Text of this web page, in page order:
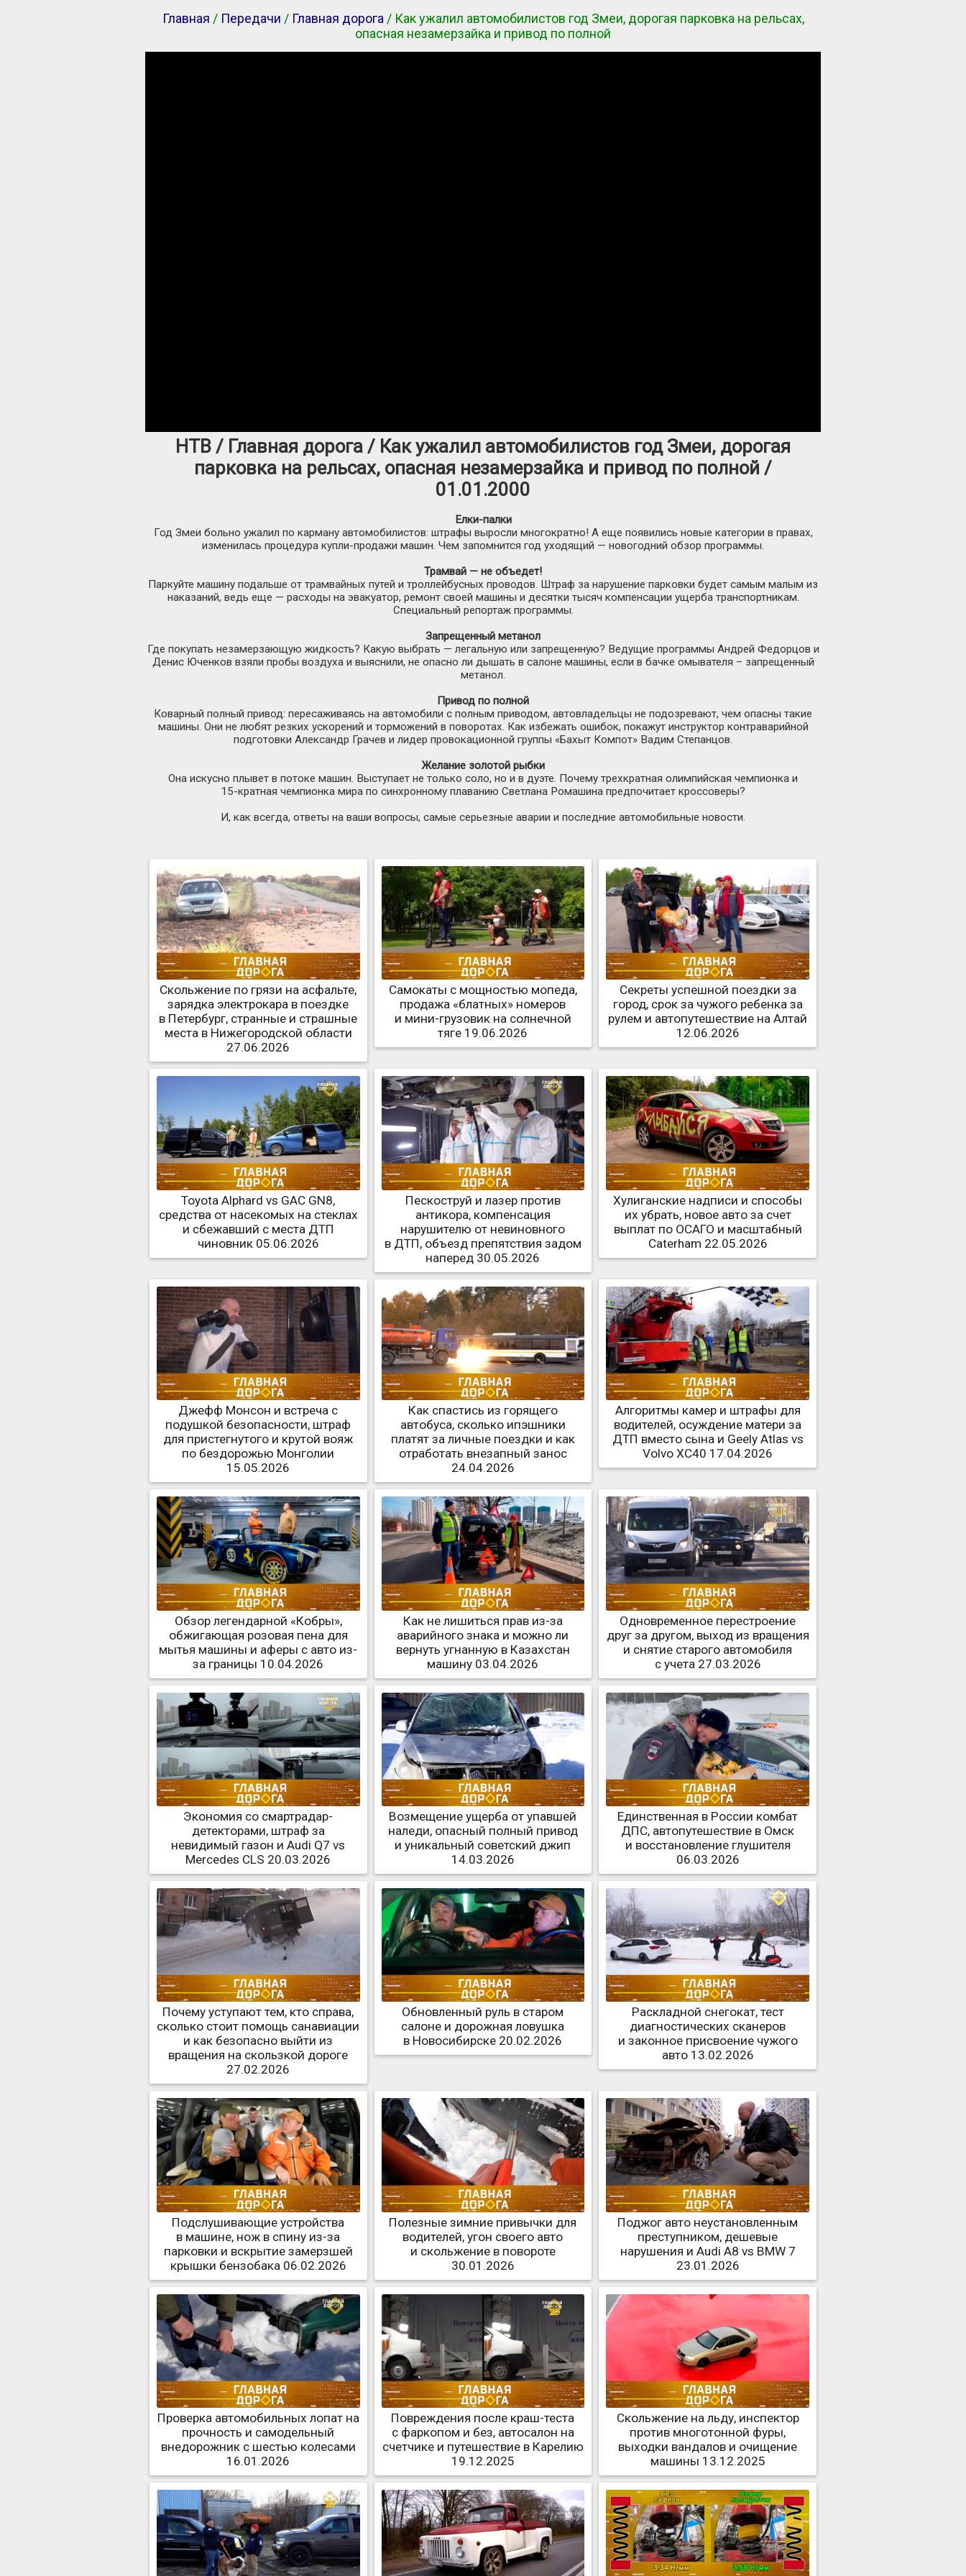
Главная / Передачи / Главная дорога / Как ужалил автомобилистов год Змеи, дорогая парковка на рельсах,
опасная незамерзайка и привод по полной
НТВ / Главная дорога / Как ужалил автомобилистов год Змеи, дорогая
парковка на рельсах, опасная незамерзайка и привод по полной /
01.01.2000
Елки-палки
Год Змеи больно ужалил по карману автомобилистов: штрафы выросли многократно! А еще появились новые категории в правах,
изменилась процедура купли-продажи машин. Чем запомнится год уходящий — новогодний обзор программы.
Трамвай — не объедет!
Паркуйте машину подальше от трамвайных путей и троллейбусных проводов. Штраф за нарушение парковки будет самым малым из
наказаний, ведь еще — расходы на эвакуатор, ремонт своей машины и десятки тысяч компенсации ущерба транспортникам.
Специальный репортаж программы.
Запрещенный метанол
Где покупать незамерзающую жидкость? Какую выбрать — легальную или запрещенную? Ведущие программы Андрей Федорцов и
Денис Юченков взяли пробы воздуха и выяснили, не опасно ли дышать в салоне машины, если в бачке омывателя – запрещенный
метанол.
Привод по полной
Коварный полный привод: пересаживаясь на автомобили с полным приводом, автовладельцы не подозревают, чем опасны такие
машины. Они не любят резких ускорений и торможений в поворотах. Как избежать ошибок, покажут инструктор контраварийной
подготовки Александр Грачев и лидер провокационной группы «Бахыт Компот» Вадим Степанцов.
Желание золотой рыбки
Она искусно плывет в потоке машин. Выступает не только соло, но и в дуэте. Почему трехкратная олимпийская чемпионка и
15-кратная чемпионка мира по синхронному плаванию Светлана Ромашина предпочитает кроссоверы?
И, как всегда, ответы на ваши вопросы, самые серьезные аварии и последние автомобильные новости.
Скольжение по грязи на асфальте,
зарядка электрокара в поездке
в Петербург, странные и страшные
места в Нижегородской области
27.06.2026
Самокаты с мощностью мопеда,
продажа «блатных» номеров
и мини-грузовик на солнечной
тяге 19.06.2026
Секреты успешной поездки за
город, срок за чужого ребенка за
рулем и автопутешествие на Алтай
12.06.2026
Toyota Alphard vs GAC GN8,
средства от насекомых на стеклах
и сбежавший с места ДТП
чиновник 05.06.2026
Пескоструй и лазер против
антикора, компенсация
нарушителю от невиновного
в ДТП, объезд препятствия задом
наперед 30.05.2026
Хулиганские надписи и способы
их убрать, новое авто за счет
выплат по ОСАГО и масштабный
Caterham 22.05.2026
Джефф Монсон и встреча с
подушкой безопасности, штраф
для пристегнутого и крутой вояж
по бездорожью Монголии
15.05.2026
Как спастись из горящего
автобуса, сколько ипэшники
платят за личные поездки и как
отработать внезапный занос
24.04.2026
Алгоритмы камер и штрафы для
водителей, осуждение матери за
ДТП вместо сына и Geely Atlas vs
Volvo XC40 17.04.2026
Обзор легендарной «Кобры»,
обжигающая розовая пена для
мытья машины и аферы с авто из-
за границы 10.04.2026
Как не лишиться прав из-за
аварийного знака и можно ли
вернуть угнанную в Казахстан
машину 03.04.2026
Одновременное перестроение
друг за другом, выход из вращения
и снятие старого автомобиля
с учета 27.03.2026
Экономия со смартрадар-
детекторами, штраф за
невидимый газон и Audi Q7 vs
Mercedes CLS 20.03.2026
Возмещение ущерба от упавшей
наледи, опасный полный привод
и уникальный советский джип
14.03.2026
Единственная в России комбат
ДПС, автопутешествие в Омск
и восстановление глушителя
06.03.2026
Почему уступают тем, кто справа,
сколько стоит помощь санавиации
и как безопасно выйти из
вращения на скользкой дороге
27.02.2026
Обновленный руль в старом
салоне и дорожная ловушка
в Новосибирске 20.02.2026
Раскладной снегокат, тест
диагностических сканеров
и законное присвоение чужого
авто 13.02.2026
Подслушивающие устройства
в машине, нож в спину из-за
парковки и вскрытие замерзшей
крышки бензобака 06.02.2026
Полезные зимние привычки для
водителей, угон своего авто
и скольжение в повороте
30.01.2026
Поджог авто неустановленным
преступником, дешевые
нарушения и Audi A8 vs BMW 7
23.01.2026
Проверка автомобильных лопат на
прочность и самодельный
внедорожник с шестью колесами
16.01.2026
Повреждения после краш-теста
с фаркопом и без, автосалон на
счетчике и путешествие в Карелию
19.12.2025
Скольжение на льду, инспектор
против многотонной фуры,
выходки вандалов и очищение
машины 13.12.2025